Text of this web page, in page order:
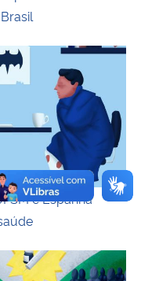
e colorida
e Espanha
e colorida,